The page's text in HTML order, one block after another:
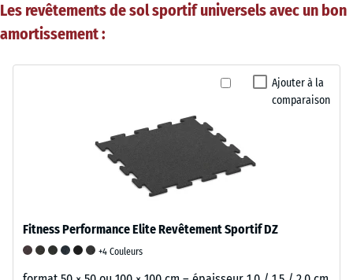
Les revêtements de sol sportif universels avec un bon
amortissement :
Ajouter à la
comparaison
Fitness Performance Elite Revêtement Sportif DZ
+4 Couleurs